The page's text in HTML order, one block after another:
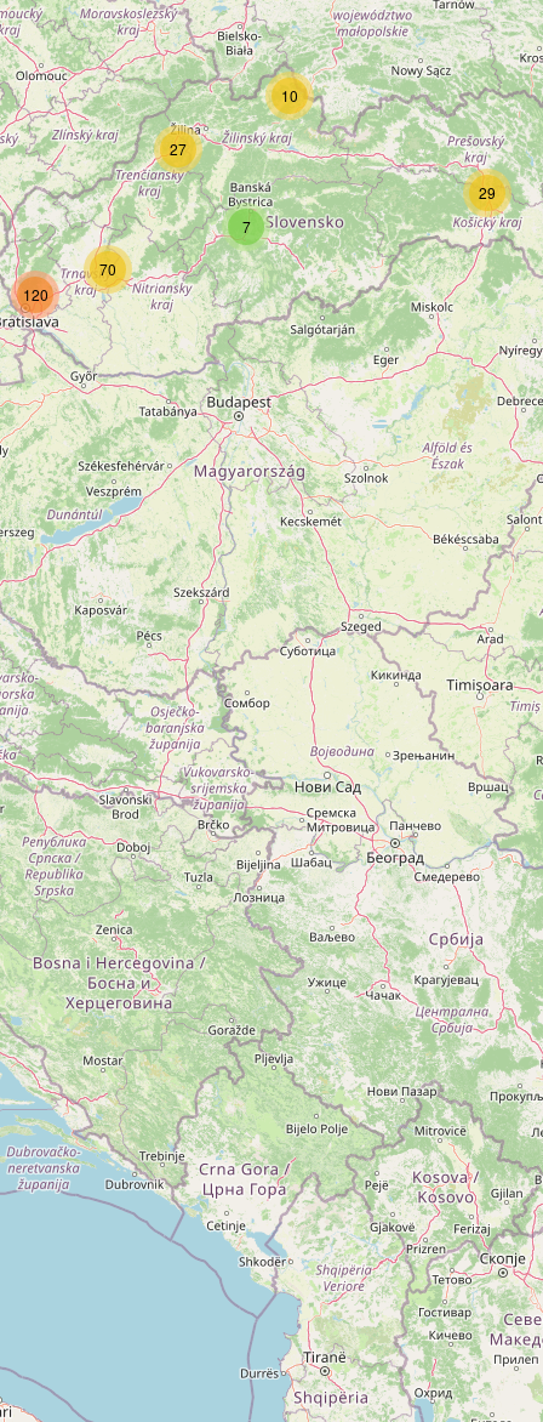
7
27
10
29
120
70